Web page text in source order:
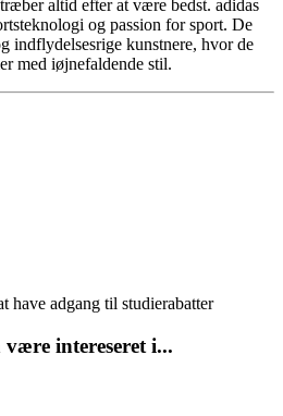
altid efter at være bedst. adidas
og passion for sport. De
indflydelsesrige kunstnere, hvor de
med iøjnefaldende stil.
adgang til studierabatter
intereseret i...